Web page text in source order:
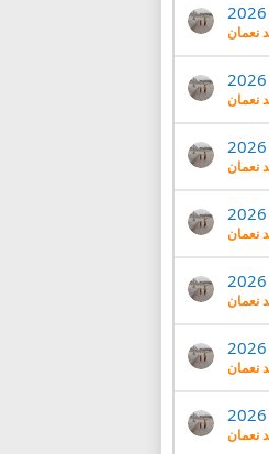
نعمان
نعمان
نعمان
نعمان
نعمان
نعمان
نعمان